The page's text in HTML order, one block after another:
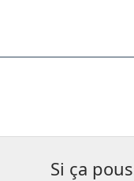
Si ça